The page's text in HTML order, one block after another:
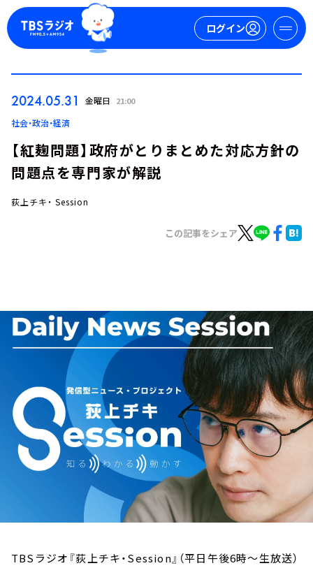
ログイン
お知らせ
イベント・グッズ
YouTube
会社情報
2024.05.31 金曜日 21:00
社会・政治・経済
【紅麹問題】政府がとりまとめた対応方針の
問題点を専門家が解説
荻上チキ・ Session
この記事をシェア
TBSラジオ『荻上チキ・Session』（平日午後6時～生放送）